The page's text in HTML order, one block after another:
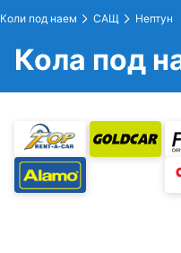
Коли под наем САЩ Нептун
Кола под